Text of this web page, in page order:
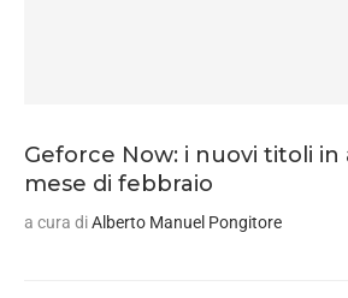
Geforce Now: i nuovi titoli in
mese di febbraio
a cura diAlberto Manuel Pongitore